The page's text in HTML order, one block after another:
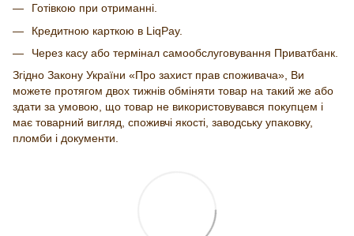
Готівкою при отриманні.
Кредитною карткою в LiqPay.
Через касу або термінал самообслуговування Приватбанк.
Згідно Закону України «Про захист прав споживача», Ви
можете протягом двох тижнів обміняти товар на такий же або
здати за умовою, що товар не використовувався покупцем і
має товарний вигляд, споживчі якості, заводську упаковку,
пломби і документи.